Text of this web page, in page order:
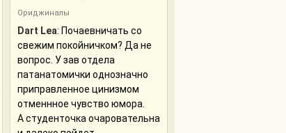
Ориджиналы
Dart Lea: Почаевничать со
свежим покойничком? Да не
вопрос. У зав отдела
патанатомички однозначно
приправленное цинизмом
отменнное чувство юмора.
А студенточка очаровательна